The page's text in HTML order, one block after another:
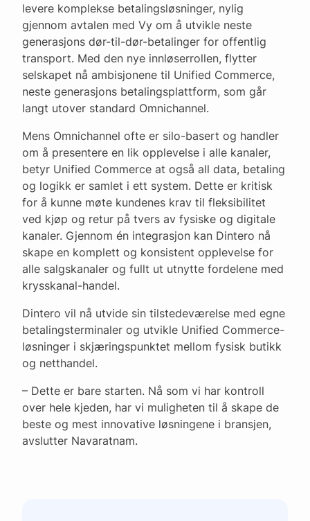
levere komplekse betalingsløsninger, nylig
gjennom avtalen med Vy om å utvikle neste
generasjons dør-til-dør-betalinger for offentlig
transport. Med den nye innløserrollen, flytter
selskapet nå ambisjonene til Unified Commerce,
neste generasjons betalingsplattform, som går
langt utover standard Omnichannel.
Mens Omnichannel ofte er silo-basert og handler
om å presentere en lik opplevelse i alle kanaler,
betyr Unified Commerce at også all data, betaling
og logikk er samlet i ett system. Dette er kritisk
for å kunne møte kundenes krav til fleksibilitet
ved kjøp og retur på tvers av fysiske og digitale
kanaler. Gjennom én integrasjon kan Dintero nå
skape en komplett og konsistent opplevelse for
alle salgskanaler og fullt ut utnytte fordelene med
krysskanal-handel.
Dintero vil nå utvide sin tilstedeværelse med egne
betalingsterminaler og utvikle Unified Commerce-
løsninger i skjæringspunktet mellom fysisk butikk
og netthandel.
– Dette er bare starten. Nå som vi har kontroll
over hele kjeden, har vi muligheten til å skape de
beste og mest innovative løsningene i bransjen,
avslutter Navaratnam.